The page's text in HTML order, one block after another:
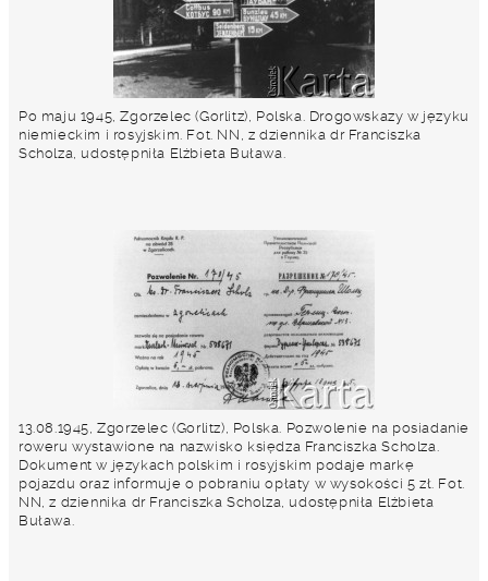
Po maju 1945, Zgorzelec (Gorlitz), Polska. Drogowskazy w języku
niemieckim i rosyjskim. Fot. NN, z dziennika dr Franciszka
Scholza, udostępniła Elżbieta Buława.
13.08.1945, Zgorzelec (Gorlitz), Polska. Pozwolenie na posiadanie
roweru wystawione na nazwisko księdza Franciszka Scholza.
Dokument w językach polskim i rosyjskim podaje markę
pojazdu oraz informuje o pobraniu opłaty w wysokości 5 zł. Fot.
NN, z dziennika dr Franciszka Scholza, udostępniła Elżbieta
Buława.